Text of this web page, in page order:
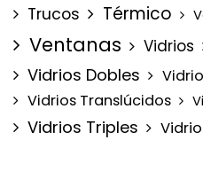
Trucos Térmico
Ventanas Vidrios
Vidrios Dobles
Vidrios Translúcidos
Vidrios Triples